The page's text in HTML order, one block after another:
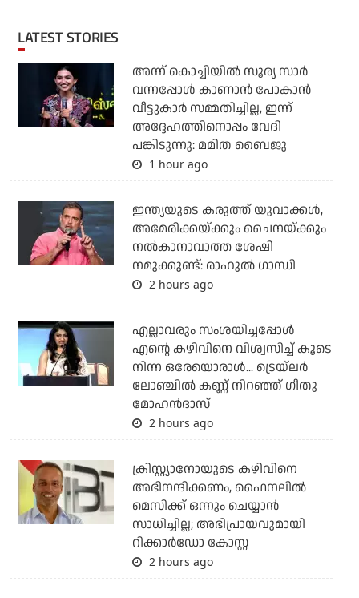
LATEST STORIES
അന്ന് കൊച്ചിയില്‍ സൂര്യ സാര്‍
വന്നപ്പോള്‍ കാണാന്‍ പോകാന്‍
വീട്ടുകാര്‍ സമ്മതിച്ചില്ല, ഇന്ന്
അദ്ദേഹത്തിനൊപ്പം വേദി
പങ്കിടുന്നു: മമിത ബൈജു
1 hour ago
ഇന്ത്യയുടെ കരുത്ത് യുവാക്കള്‍,
അമേരിക്കയ്ക്കും ചൈനയ്ക്കും
നല്‍കാനാവാത്ത ശേഷി
നമുക്കുണ്ട്: രാഹുല്‍ ഗാന്ധി
2 hours ago
എല്ലാവരും സംശയിച്ചപ്പോള്‍
എന്റെ കഴിവിനെ വിശ്വസിച്ച് കൂടെ
നിന്ന ഒരേയൊരാള്‍... ട്രെയ്‌ലര്‍
ലോഞ്ചില്‍ കണ്ണ് നിറഞ്ഞ് ഗീതു
മോഹന്‍ദാസ്
2 hours ago
ക്രിസ്റ്റ്യാനോയുടെ കഴിവിനെ
അഭിനന്ദിക്കണം, ഫൈനലില്‍
മെസിക്ക് ഒന്നും ചെയ്യാന്‍
സാധിച്ചില്ല; അഭിപ്രായവുമായി
റിക്കാര്‍ഡോ കോസ്റ്റ
2 hours ago